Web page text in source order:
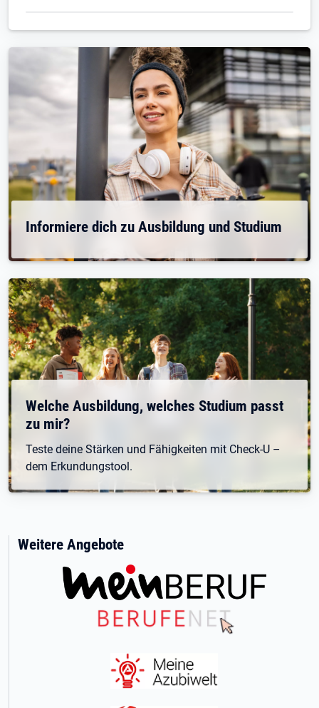
Informiere dich zu Ausbildung und Studium
Welche Ausbildung, welches Studium passt
zu mir?
Teste deine Stärken und Fähigkeiten mit Check-U –
dem Erkundungstool.
Weitere Angebote